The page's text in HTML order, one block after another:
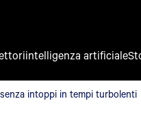
intoppi in tempi turbolenti
intelligenza artificiale
intoppi in tempi turbolenti